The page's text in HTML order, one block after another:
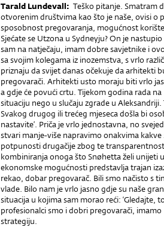
Tarald Lundevall: Teško pitanje. Smatram
otvorenim društvima kao što je naše, ovisi o
sposobnost pregovaranja, mogućnost
Sjećate se Utzona u Syd­neyju? On je
sam na natječaju, imam dobre savjetnike i
sa svojim kolegama iz inozemstva, s vrlo
priznaju da svijet danas očekuje da arhitekti
pregovarači. Arhitekti usto moraju biti vrlo
a gdje će povući crtu. Tijekom godina rada
situaciju nego u slučaju zgrade u
Svakog drugog ili trećeg mjeseca došla bi
nastavite’. Priča je vrlo jednostavna, no
stvari ma­nje-više napravimo onakvima
potpunosti drugačije zbog te
kombiniranja onoga što Snøhetta želi unijeti
ekonomske mogućnosti predstavlja trajan
rekao, dobar pregovarač. Bili smo načisto s
vlade. Bilo nam je vrlo jasno gdje su naše
si­tuacija u kojima sam morao reći: ‘Gledajte,
profesionalci smo i dobri pre­govarači,
strategiju.